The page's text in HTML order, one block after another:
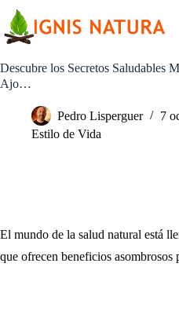
contenido
Descubre los Secretos Saludables
Ajo…
Pedro Lisperguer
7
Estilo de Vida
El mundo de la salud natural está
que ofrecen beneficios asombrosos